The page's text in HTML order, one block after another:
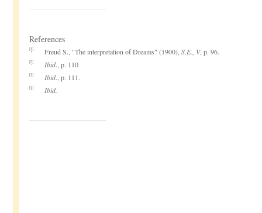
References
[1] Freud S., "The interpretation of Dreams" (1900),S.E., V, p. 96.
[2] Ibid., p. 110
[3] Ibid., p. 111.
[4] Ibid.